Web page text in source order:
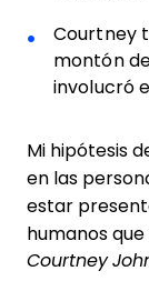
Courtney
montón
involucró
Mi hipótesis
en las
estar
humanos
Courtney